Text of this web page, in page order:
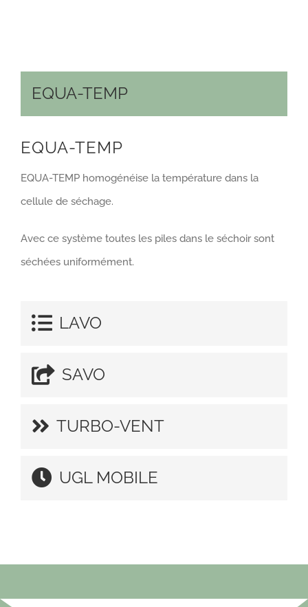
EQUA-TEMP
EQUA-TEMP
EQUA-TEMP homogénéise la température dans la
cellule de séchage.
Avec ce système toutes les piles dans le séchoir sont
séchées uniformément.
LAVO
SAVO
TURBO-VENT
UGL MOBILE